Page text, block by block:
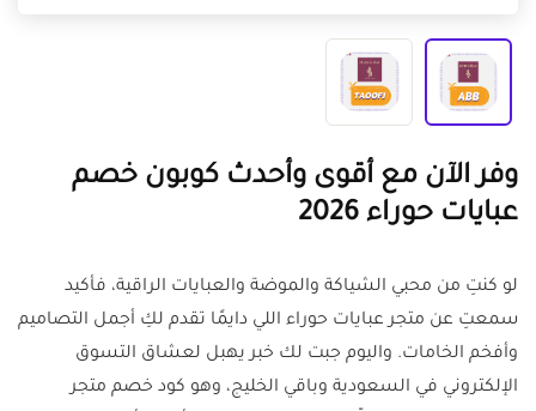
وفر الآن مع أقوى وأحدث كوبون خصم
عبايات حوراء 2026
لو كنتِ من محبي الشياكة والموضة والعبايات الراقية، فأكيد
سمعتِ عن متجر عبايات حوراء اللي دايمًا تقدم لكِ أجمل التصاميم
وأفخم الخامات. واليوم جبت لك خبر يهبل لعشاق التسوق
الإلكتروني في السعودية وباقي الخليج، وهو كود خصم متجر